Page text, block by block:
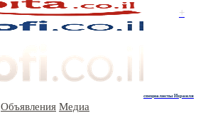
+
специалисты Израиля
Объявления Медиа